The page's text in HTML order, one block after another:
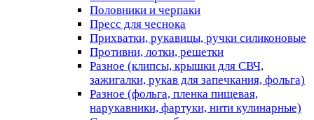
Половники и черпаки
Пресс для чеснока
Прихватки, рукавицы, ручки силиконовые
Противни, лотки, решетки
Разное (клипсы, крышки для СВЧ,
зажигалки, рукав для запечкания, фольга)
Разное (фольга, пленка пищевая,
нарукавники, фартуки, нити кулинарные)